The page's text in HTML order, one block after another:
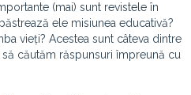
(mai) sunt revistele în
ele misiunea educativă?
vieți? Acestea sunt câteva dintre
căutăm răspunsuri împreună cu